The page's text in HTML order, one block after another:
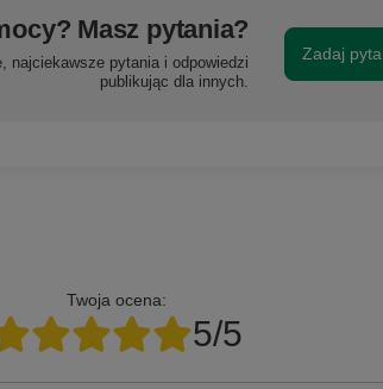
Masz pytania?
najciekawsze pytania i odpowiedzi
publikując dla innych.
Zadaj
Twoja ocena:
5/5